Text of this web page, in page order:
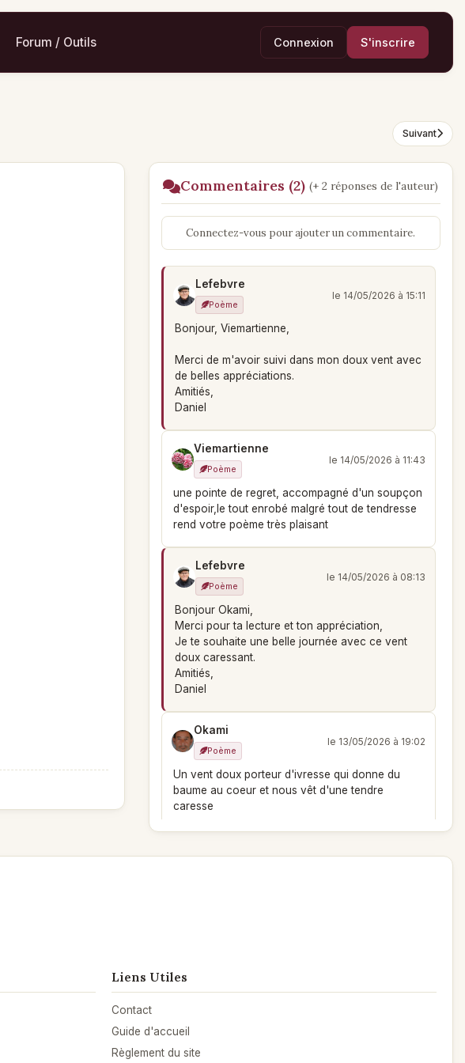
Forum / Outils Connexion S'inscrire
Suivant
Commentaires (2) (+ 2 réponses de l'auteur)
Connectez-vous pour ajouter un commentaire.
Lefebvre
Poème
le 14/05/2026 à 15:11
Bonjour, Viemartienne,
Merci de m'avoir suivi dans mon doux vent avec
de belles appréciations.
Amitiés,
Daniel
Viemartienne
Poème
le 14/05/2026 à 11:43
une pointe de regret, accompagné d'un soupçon
d'espoir,le tout enrobé malgré tout de tendresse
rend votre poème très plaisant
Lefebvre
Poème
le 14/05/2026 à 08:13
Bonjour Okami,
Merci pour ta lecture et ton appréciation,
Je te souhaite une belle journée avec ce vent
doux caressant.
Amitiés,
Daniel
Okami
Poème
le 13/05/2026 à 19:02
Un vent doux porteur d'ivresse qui donne du
baume au coeur et nous vêt d'une tendre
caresse
Liens Utiles
Contact
Guide d'accueil
Règlement du site